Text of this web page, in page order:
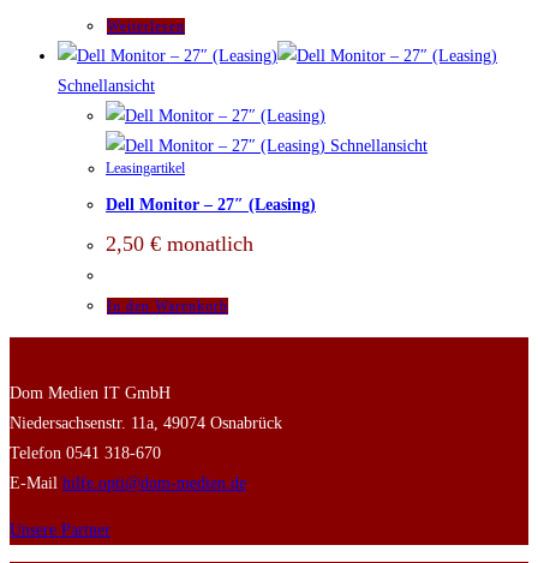
Weiterlesen
Schnellansicht
Schnellansicht
Leasingartikel
Dell Monitor – 27″ (Leasing)
2,50 € monatlich
In den Warenkorb
Dom Medien IT GmbH
Niedersachsenstr. 11a, 49074 Osnabrück
Telefon 0541 318-670
E-Mail hilfe.opti@dom-medien.de
Unsere Partner